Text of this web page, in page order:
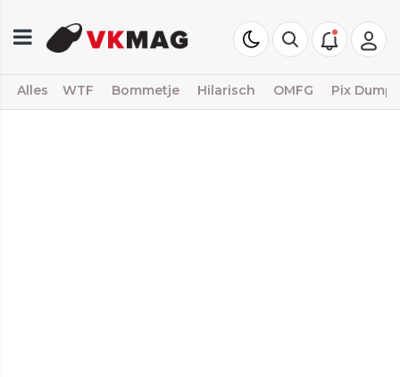
Alles WTF Bommetje Hilarisch OMFG Pix Dump